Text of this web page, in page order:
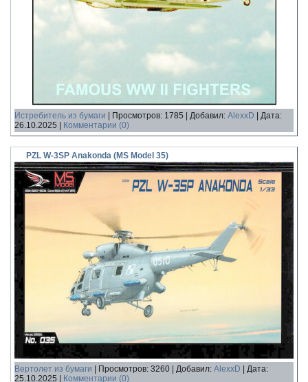
Истребитель из бумаги Просмотров: 1785 Добавил: AlexxD
Дата:
26.10.2025
Комментарии (0)
PZL W-3SP Anakonda (MS Model 35)
Вертолет из бумаги Просмотров: 3260 Добавил: AlexxD
Дата:
25.10.2025
Комментарии (0)